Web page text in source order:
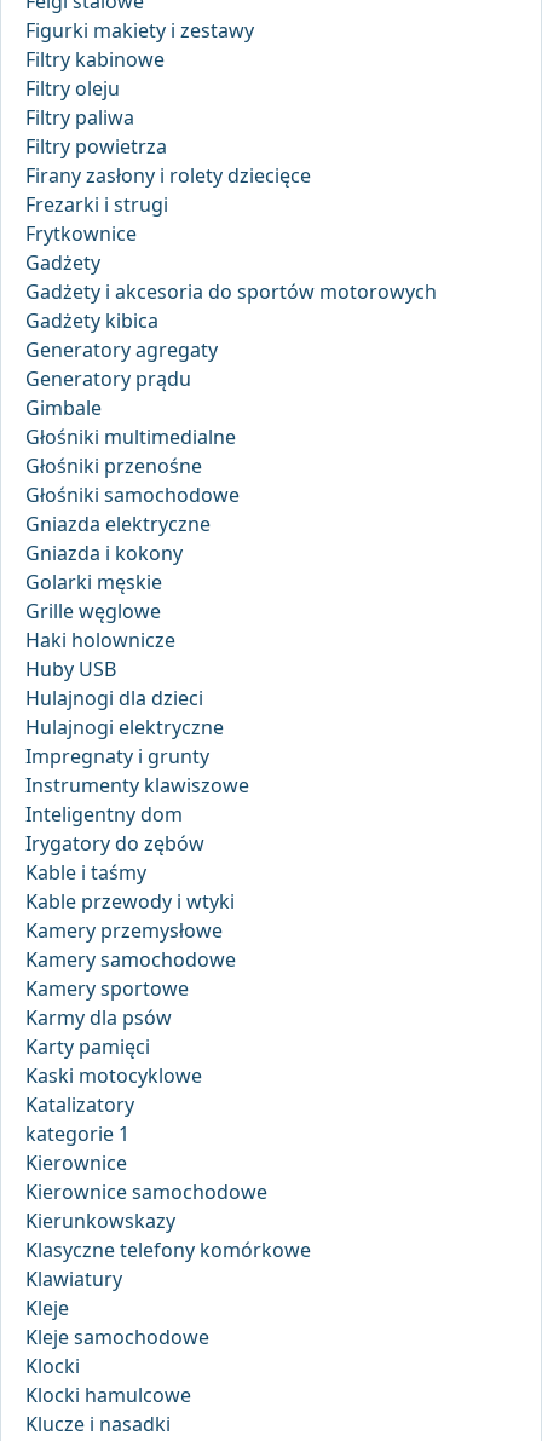
Figurki makiety i zestawy
Filtry kabinowe
Filtry oleju
Filtry paliwa
Filtry powietrza
Firany zasłony i rolety dziecięce
Frezarki i strugi
Frytkownice
Gadżety
Gadżety i akcesoria do sportów motorowych
Gadżety kibica
Generatory agregaty
Generatory prądu
Gimbale
Głośniki multimedialne
Głośniki przenośne
Głośniki samochodowe
Gniazda elektryczne
Gniazda i kokony
Golarki męskie
Grille węglowe
Haki holownicze
Huby USB
Hulajnogi dla dzieci
Hulajnogi elektryczne
Impregnaty i grunty
Instrumenty klawiszowe
Inteligentny dom
Irygatory do zębów
Kable i taśmy
Kable przewody i wtyki
Kamery przemysłowe
Kamery samochodowe
Kamery sportowe
Karmy dla psów
Karty pamięci
Kaski motocyklowe
Katalizatory
kategorie 1
Kierownice
Kierownice samochodowe
Kierunkowskazy
Klasyczne telefony komórkowe
Klawiatury
Kleje
Kleje samochodowe
Klocki
Klocki hamulcowe
Klucze i nasadki